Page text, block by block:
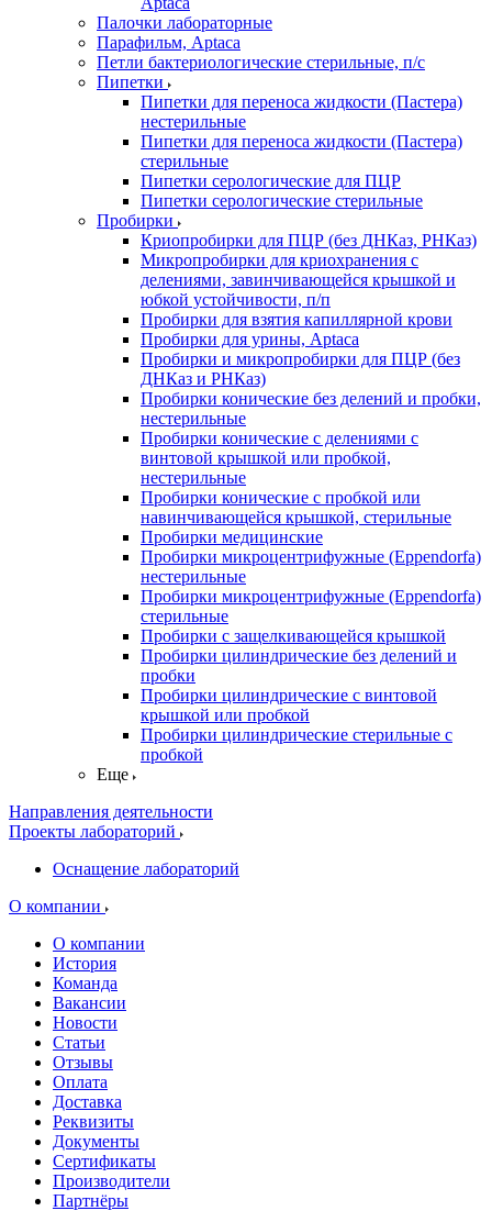
Палочки лабораторные
Парафильм, Aptaca
Петли бактериологические стерильные, п/с
Пипетки
Пипетки для переноса жидкости (Пастера)
нестерильные
Пипетки для переноса жидкости (Пастера)
стерильные
Пипетки серологические для ПЦР
Пипетки серологические стерильные
Пробирки
Криопробирки для ПЦР (без ДНКаз, РНКаз)
Микропробирки для криохранения с
делениями, завинчивающейся крышкой и
юбкой устойчивости, п/п
Пробирки для взятия капиллярной крови
Пробирки для урины, Aptaca
Пробирки и микропробирки для ПЦР (без
ДНКаз и РНКаз)
Пробирки конические без делений и пробки,
нестерильные
Пробирки конические с делениями с
винтовой крышкой или пробкой,
нестерильные
Пробирки конические с пробкой или
навинчивающейся крышкой, стерильные
Пробирки медицинские
Пробирки микроцентрифужные (Eppendorfа)
нестерильные
Пробирки микроцентрифужные (Eppendorfа)
стерильные
Пробирки с защелкивающейся крышкой
Пробирки цилиндрические без делений и
пробки
Пробирки цилиндрические с винтовой
крышкой или пробкой
Пробирки цилиндрические стерильные с
пробкой
Еще
Направления деятельности
Проекты лабораторий
Оснащение лабораторий
О компании
О компании
История
Команда
Вакансии
Новости
Статьи
Отзывы
Оплата
Доставка
Реквизиты
Документы
Сертификаты
Производители
Партнёры